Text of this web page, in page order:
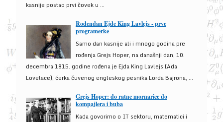
kasnije postao prvi čovek u ...
Rođendan Ejde King Lavlejs - prve
programerke
Samo dan kasnije ali i mnogo godina pre
rođenja Grejs Hoper, na današnji dan, 10.
decembra 1815. godine rođena je Ejda King Lavlejs (Ada
Lovelace), ćerka čuvenog engleskog pesnika Lorda Bajrona, ...
Grejs Hoper: do ratne mornarice do
kompajlera i buba
Kada govorimo o IT sektoru, matematici i